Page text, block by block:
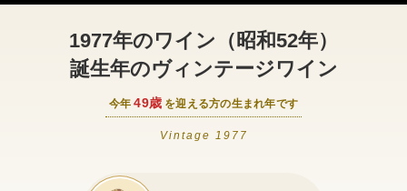
1977年のワイン（昭和52年）
誕生年のヴィンテージワイン
今年 49歳 を迎える方の生まれ年です
Vintage 1977